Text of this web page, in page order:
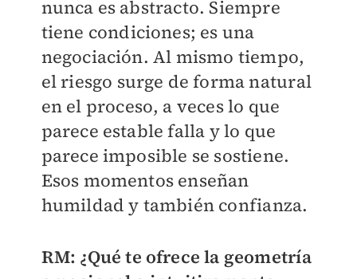
nunca es abstracto. Siempre
tiene condiciones; es una
negociación. Al mismo tiempo,
el riesgo surge de forma natural
en el proceso, a veces lo que
parece estable falla y lo que
parece imposible se sostiene.
Esos momentos enseñan
humildad y también confianza.
RM: ¿Qué te ofrece la geometría